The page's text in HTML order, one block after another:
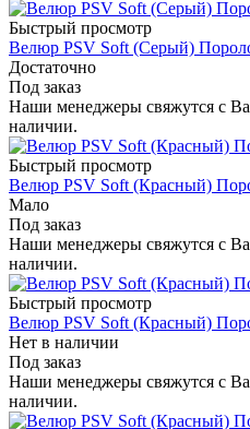
Быстрый просмотр
Велюр PSV Soft (Серый)
Достаточно
Под заказ
Наши менеджеры свяжутся с
наличии.
Быстрый просмотр
Велюр PSV Soft (Красный)
Мало
Под заказ
Наши менеджеры свяжутся с
наличии.
Быстрый просмотр
Велюр PSV Soft (Красный)
Нет в наличии
Под заказ
Наши менеджеры свяжутся с
наличии.